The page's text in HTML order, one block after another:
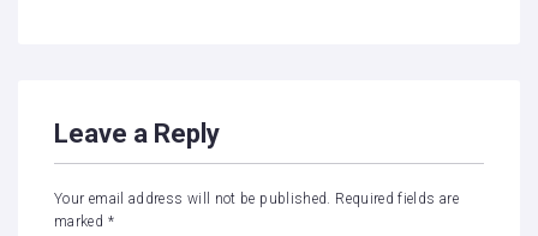
Leave a Reply
Your email address will not be published. Required fields are
marked *